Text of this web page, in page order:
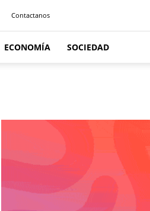
Contactanos
ECONOMÍA SOCIEDAD